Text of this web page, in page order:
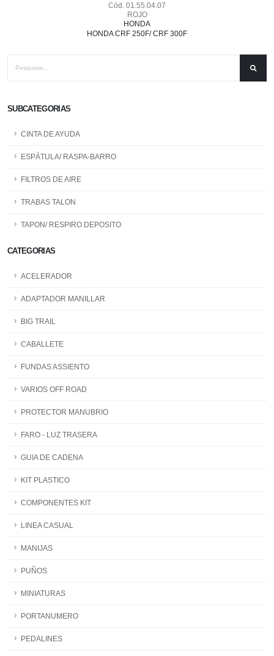
SUBCATEGORIAS
CINTA DE AYUDA
ESPÁTULA/ RASPA-BARRO
FILTROS DE AIRE
TRABAS TALON
TAPON/ RESPIRO DEPOSITO
CATEGORIAS
ACELERADOR
ADAPTADOR MANILLAR
BIG TRAIL
CABALLETE
FUNDAS ASSIENTO
VARIOS OFF ROAD
PROTECTOR MANUBRIO
FARO - LUZ TRASERA
GUIA DE CADENA
KIT PLASTICO
COMPONENTES KIT
LINEA CASUAL
MANIJAS
PUÑOS
MINIATURAS
PORTANUMERO
PEDALINES
Cód. 01.55.04.07
ROJO
HONDA
HONDA CRF 250F/ CRF 300F